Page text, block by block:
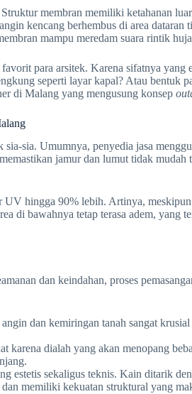
Struktur membran memiliki ketahanan
kencang berhembus di area
mampu meredam suara rintik
para arsitek. Karena sifatnya yang
seperti layar kapal? Atau bentuk
di Malang yang mengusung konsep
sia-sia. Umumnya, penyedia jasa
jamur dan lumut tidak
hingga 90% lebih. Artinya,
di bawahnya tetap terasa adem, yang
dan keindahan, proses
dan kemiringan tanah sangat
karena dialah yang akan menopang
estetis sekaligus teknis. Kain ditarik
memiliki kekuatan struktural yang